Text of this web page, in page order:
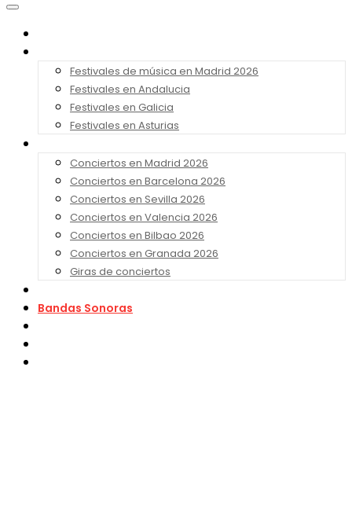
Festivales de música en Madrid 2026
Festivales en Andalucia
Festivales en Galicia
Festivales en Asturias
Conciertos en Madrid 2026
Conciertos en Barcelona 2026
Conciertos en Sevilla 2026
Conciertos en Valencia 2026
Conciertos en Bilbao 2026
Conciertos en Granada 2026
Giras de conciertos
Bandas Sonoras